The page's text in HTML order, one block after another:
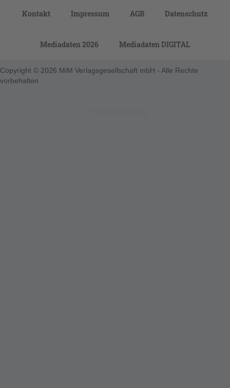
Kontakt Impressum AGB Datenschutz
Mediadaten 2026 Mediadaten DIGITAL
Copyright © 2026 MiM Verlagsgesellschaft mbH - Alle Rechte
vorbehalten